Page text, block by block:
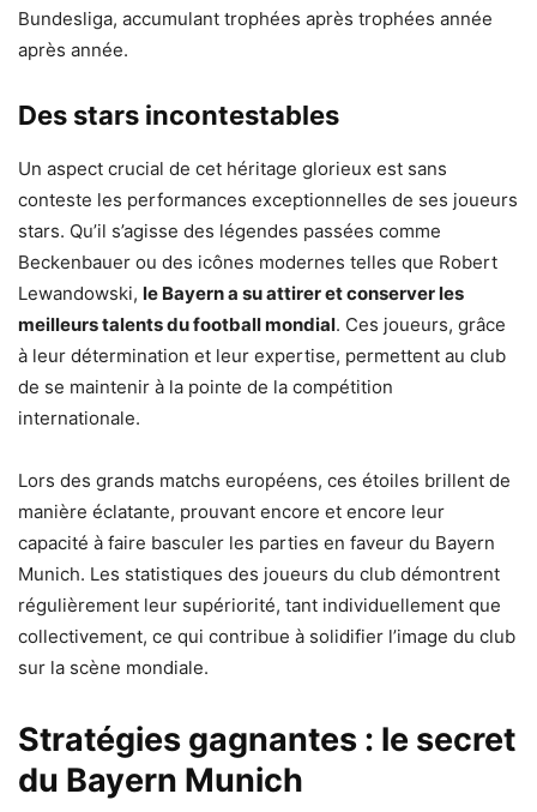
Bundesliga, accumulant trophées après trophées année
après année.
Des stars incontestables
Un aspect crucial de cet héritage glorieux est sans
conteste les performances exceptionnelles de ses joueurs
stars. Qu’il s’agisse des légendes passées comme
Beckenbauer ou des icônes modernes telles que Robert
Lewandowski, le Bayern a su attirer et conserver les
meilleurs talents du football mondial. Ces joueurs, grâce
à leur détermination et leur expertise, permettent au club
de se maintenir à la pointe de la compétition
internationale.
Lors des grands matchs européens, ces étoiles brillent de
manière éclatante, prouvant encore et encore leur
capacité à faire basculer les parties en faveur du Bayern
Munich. Les statistiques des joueurs du club démontrent
régulièrement leur supériorité, tant individuellement que
collectivement, ce qui contribue à solidifier l’image du club
sur la scène mondiale.
Stratégies gagnantes : le secret
du Bayern Munich